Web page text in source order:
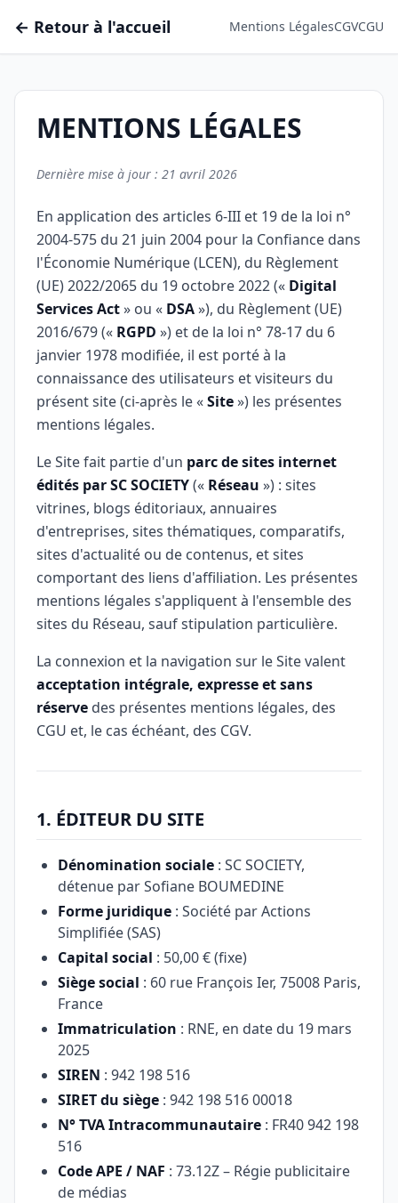
← Retour à l'accueil Mentions LégalesCGVCGU
MENTIONS LÉGALES
Dernière mise à jour : 21 avril 2026
En application des articles 6-III et 19 de la loi n°
2004-575 du 21 juin 2004 pour la Confiance dans
l'Économie Numérique (LCEN), du Règlement
(UE) 2022/2065 du 19 octobre 2022 (« Digital
Services Act» ou « DSA»), du Règlement (UE)
2016/679 (« RGPD ») et de la loi n° 78-17 du 6
janvier 1978 modifiée, il est porté à la
connaissance des utilisateurs et visiteurs du
présent site (ci-après le «Site») les présentes
mentions légales.
Le Site fait partie d'un parc de sites internet
édités par SC SOCIETY(« Réseau ») : sites
vitrines, blogs éditoriaux, annuaires
d'entreprises, sites thématiques, comparatifs,
sites d'actualité ou de contenus, et sites
comportant des liens d'affiliation. Les présentes
mentions légales s'appliquent à l'ensemble des
sites du Réseau, sauf stipulation particulière.
La connexion et la navigation sur le Site valent
acceptation intégrale, expresse et sans
réserve des présentes mentions légales, des
CGU et, le cas échéant, des CGV.
1. ÉDITEUR DU SITE
Dénomination sociale : SC SOCIETY,
détenue par Sofiane BOUMEDINE
Forme juridique : Société par Actions
Simplifiée (SAS)
Capital social : 50,00 € (fixe)
Siège social : 60 rue François Ier, 75008 Paris,
France
Immatriculation : RNE, en date du 19 mars
2025
SIREN : 942 198 516
SIRET du siège : 942 198 516 00018
N° TVA Intracommunautaire : FR40 942 198
516
Code APE / NAF : 73.12Z – Régie publicitaire
de médias